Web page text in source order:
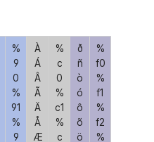
%
9
0
%
91
%
9
À
Á
Â
Ã
Ä
Å
Æ
%
c
0
%
c1
%
c
ð
ñ
ò
ó
ô
õ
ö
%
f0
%
f1
%
f2
%